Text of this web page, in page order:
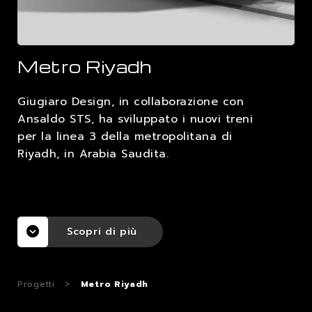
LAVORA CON NOI
CONTATTI
Metro Riyadh
Giugiaro Design, in collaborazione con
Ansaldo STS, ha sviluppato i nuovi treni
per la linea 3 della metropolitana di
Riyadh, in Arabia Saudita.
Scopri di più
Progetti > Metro Riyadh